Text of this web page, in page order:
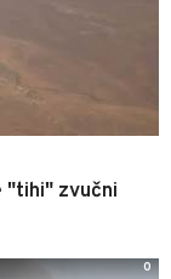
"tihi" zvučni
0